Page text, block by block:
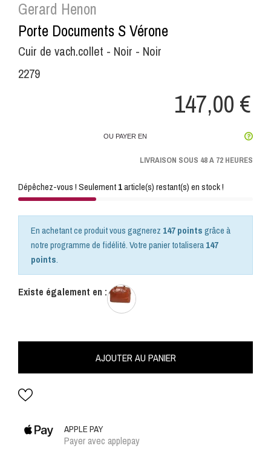
Gerard Henon
Porte Documents S Vérone
Cuir de vach.collet - Noir - Noir
2279
147,00 €
OU PAYER EN
LIVRAISON SOUS 48 A 72 HEURES
Dépêchez-vous ! Seulement1article(s) restant(s) en stock !
En achetant ce produit vous gagnerez 147 pointsgrâce à
notre programme de fidélité. Votre panier totalisera147
points.
Existe également en :
AJOUTER AU PANIER
APPLE PAY
Payer avec applepay